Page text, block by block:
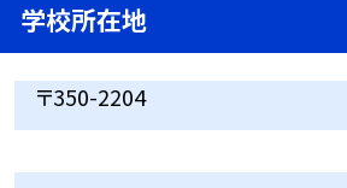
学校所在地
〒350-2204